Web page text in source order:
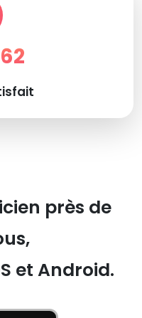
près de
et Android.